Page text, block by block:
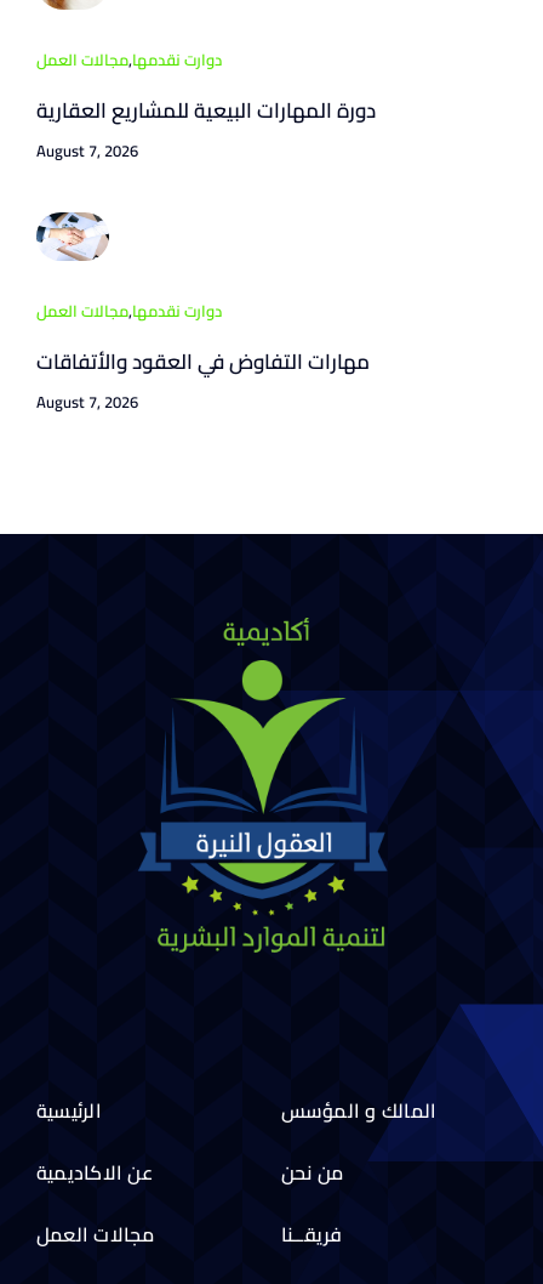
دوارت نقدمها,مجالات العمل
دورة المهارات البيعية للمشاريع العقارية
August 7, 2026
دوارت نقدمها,مجالات العمل
مهارات التفاوض في العقود والأتفاقات
August 7, 2026
الرئيسية
عن الاكاديمية
مجالات العمل
المالك و المؤسس
من نحن
فريقــنا